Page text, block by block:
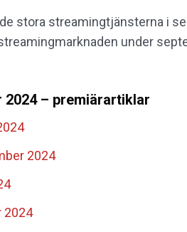
stora streamingtjänsterna i
under
– premiärartiklar
2024
2024